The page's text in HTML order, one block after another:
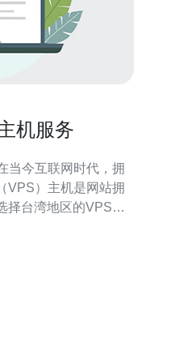
机服务
VPS）主机是网站拥
择台湾地区的VPS主
100m VPS主机服